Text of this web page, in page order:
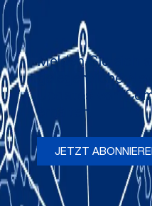
Melden Sie sich
gelegentliche
Updates von
erhalten
JETZT